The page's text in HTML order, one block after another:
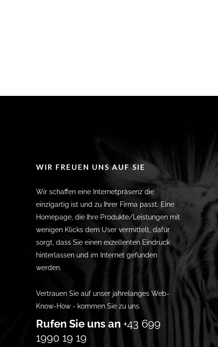
WIR FREUEN UNS AUF SIE
Wir schaffen eine Internetpräsenz die
einzigartig ist und zu Ihrer Firma passt. Eine
Homepage, die Ihre Produkte/Leistungen mit
wenigen Klicks dem User vermittelt, dafür
sorgt, dass Sie einen exzellenten Eindruck
hinterlassen und im Internet gefunden
werden.
Vertrauen Sie auf unser jahrelanges Web-
Know-How - kommen Sie zu uns.
Rufen Sie uns an +43 699
1990 19 19